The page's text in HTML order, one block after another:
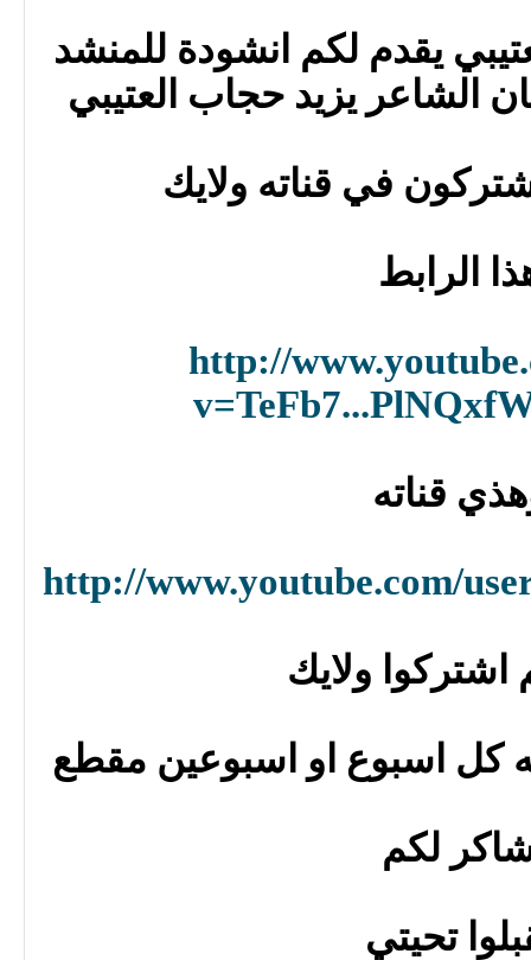
يقدم لكم انشودة للمنشد
الشاعر يزيد حجاب العتيبي
في قناته ولايك
الرابط
http://
قناته
http://www.youtube.com/
اشتركوا ولايك
كل اسبوع او اسبوعين مقطع
لكم
تحيتي